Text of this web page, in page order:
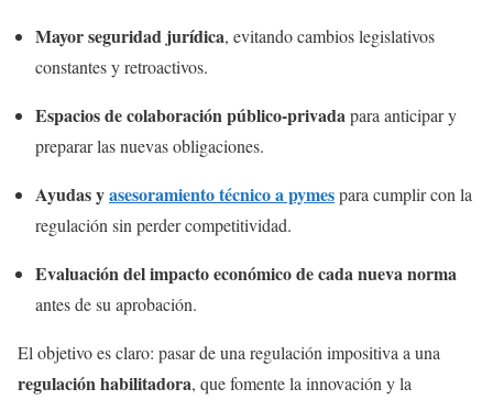
Mayor seguridad jurídica, evitando cambios legislativos
constantes y retroactivos.
Espacios de colaboración público-privadapara anticipar y
preparar las nuevas obligaciones.
Ayudas yasesoramiento técnico a pymespara cumplir con la
regulación sin perder competitividad.
Evaluación del impacto económico de cada nueva norma
antes de su aprobación.
El objetivo es claro: pasar de una regulación impositiva a una
regulación habilitadora, que fomente la innovación y la